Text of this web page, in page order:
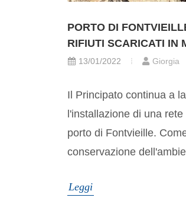
PORTO DI
RIFIUTI SCARICATI IN
13/01/2022 Giorgia
Il Principato continua a
l'installazione di una
porto di Fontvieille.
conservazione
Leggi